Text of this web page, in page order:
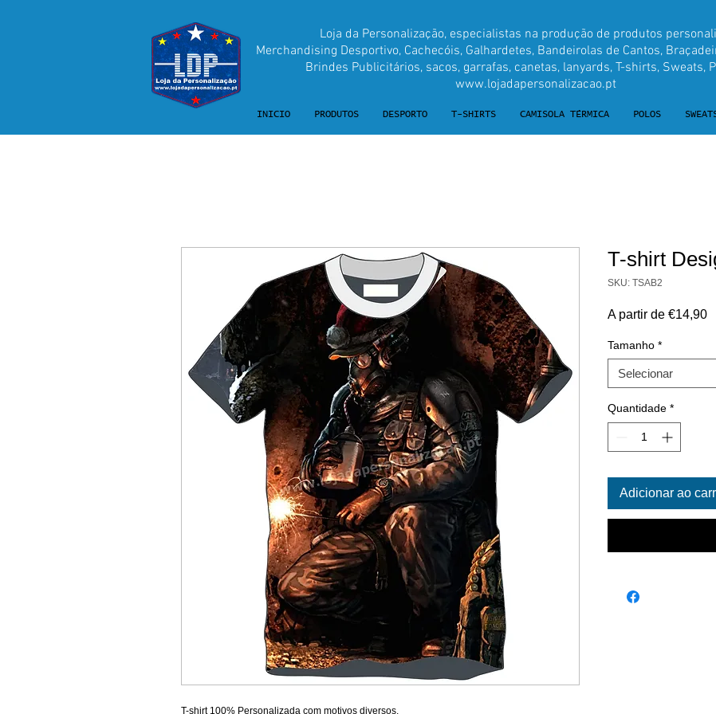
INICIO PRODUTOS DESPORTO T-SHIRTS CAMISOLA TÉRMICA POLOS
Loja da Personalização, especialistas na produção de produtos
Merchandising Desportivo, Cachecóis, Galhardetes, Bandeirolas de Cantos,
Brindes Publicitários, sacos, garrafas, canetas, lanyards, T-shirts, Sweats,
www.lojadapersonalizacao.pt
T-shirt 100% Personalizada com motivos diversos.
T-shirt
SKU: TSAB2
A partir de €14,90
Tamanho *
Selecionar
Quantidade *
Adicionar ao